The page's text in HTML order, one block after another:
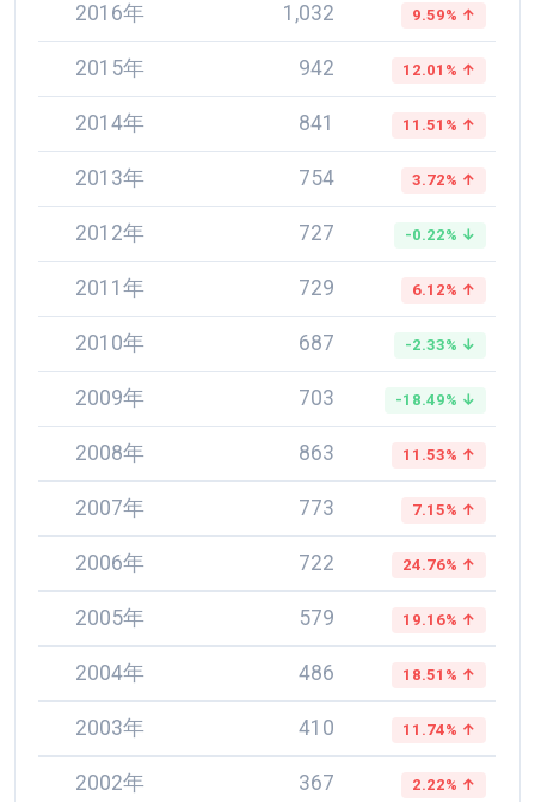
2016年 1,032 9.59% ↑
2015年 942 12.01% ↑
2014年 841 11.51% ↑
2013年 754 3.72% ↑
2012年 727 -0.22% ↓
2011年 729 6.12% ↑
2010年 687 -2.33% ↓
2009年 703 -18.49% ↓
2008年 863 11.53% ↑
2007年 773 7.15% ↑
2006年 722 24.76% ↑
2005年 579 19.16% ↑
2004年 486 18.51% ↑
2003年 410 11.74% ↑
2002年 367 2.22% ↑